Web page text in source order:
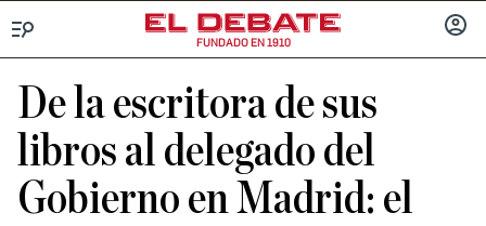
FUNDADO EN 1910
De la escritora de sus
libros al delegado del
Gobierno en Madrid: el